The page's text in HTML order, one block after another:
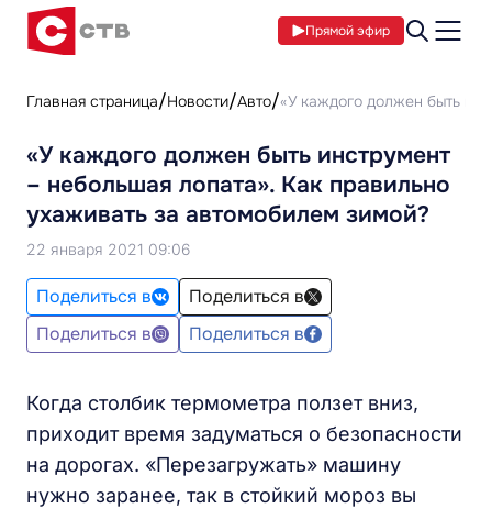
Прямой эфир
Главная страница Новости Авто «У каждого должен быть
«У каждого должен быть инструмент
– небольшая лопата». Как правильно
ухаживать за автомобилем зимой?
22 января 2021 09:06
Поделиться в
Поделиться в
Поделиться в
Поделиться в
Когда столбик термометра ползет вниз,
приходит время задуматься о безопасности
на дорогах. «Перезагружать» машину
нужно заранее, так в стойкий мороз вы